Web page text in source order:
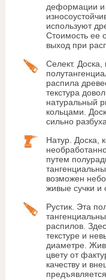
деформации и
используют
Стоимость ее
выход при
Селект.
распила
текстура
натуральный
кольцами.
сильно
Натур. Доска,
путем
возможен
живые сучки и
Рустик. Эта
распилов.
текстуре и
диаметре.
цвету от
качеству и
предъявляется.